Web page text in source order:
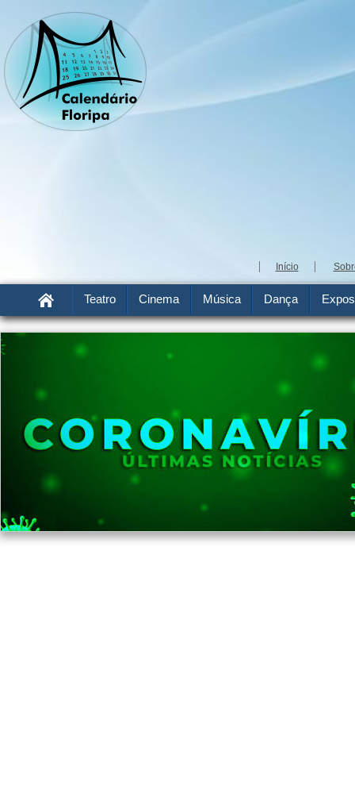
Início
Teatro Cinema Música Dança